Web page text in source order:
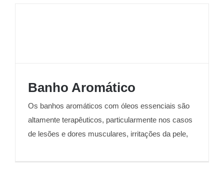
Banho Aromático
Banho Aromático
Os banhos aromáticos com óleos essenciais são
altamente terapêuticos, particularmente nos casos
de lesões e dores musculares, irritações da pele,